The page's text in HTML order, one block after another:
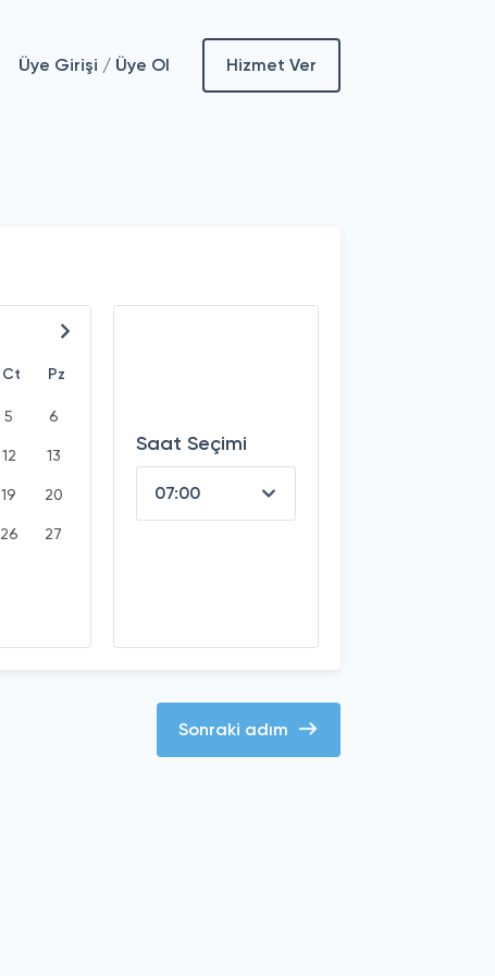
Hizmet Ver
Üye Girişi / Üye Ol
Ct Pz
5 6
12 13
19 20
26 27
Saat Seçimi
Sonraki adım